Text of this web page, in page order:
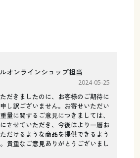
オンラインショップ担当
2024-05-25
だきましたのに、お客様のご期待に
し訳ございません。お寄せいただい
量に関するご意見につきましては、
させていただき、今後はより一層お
だけるような商品を提供できるよう
貴重なご意見ありがとうございまし